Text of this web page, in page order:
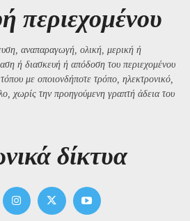
περιεχομένου
αναπαραγωγή, ολική, μερική ή
ή διασκευή ή απόδοση του περιεχομένου
με οποιονδήποτε τρόπο, ηλεκτρονικό,
χωρίς την προηγούμενη γραπτή άδεια του
δίκτυα